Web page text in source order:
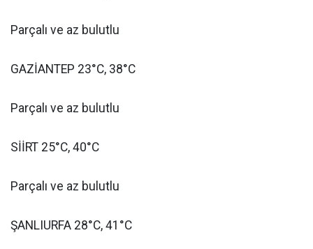
Parçalı ve az bulutlu
GAZİANTEP 23°C, 38°C
Parçalı ve az bulutlu
SİİRT 25°C, 40°C
Parçalı ve az bulutlu
ŞANLIURFA 28°C, 41°C